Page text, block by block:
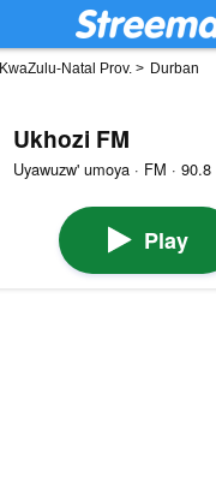
KwaZulu-Natal Prov. > Durban
Ukhozi FM
Uyawuzw' umoya · FM · 90.8
Play